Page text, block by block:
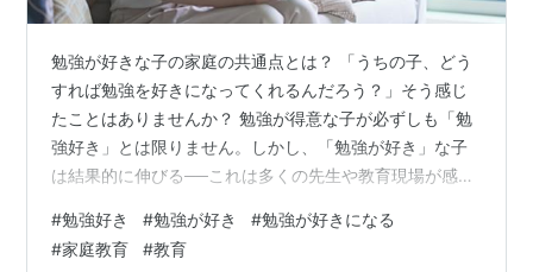
勉強が好きな子の家庭の共通点とは？ 「うちの子、どう
すれば勉強を好きになってくれるんだろう？」そう感じ
たことはありませんか？ 勉強が得意な子が必ずしも「勉
強好き」とは限りません。しかし、「勉強が好き」な子
は結果的に伸びる──これは多くの先生や教育現場が感じ
見られる共通点を３つ紹介します。 ①「結果」より「プ
ロセス」をほめる 勉強好きな子の家庭では、「結果」よ
#勉強好き #勉強が好き #勉強が好きになる
#家庭教育 #教育